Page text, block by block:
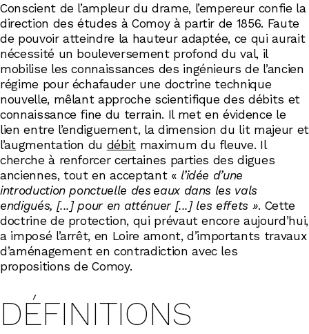
Conscient de l’ampleur du drame, l’empereur confie la
direction des études à Comoy à partir de 1856. Faute
de pouvoir atteindre la hauteur adaptée, ce qui aurait
nécessité un bouleversement profond du val, il
mobilise les connaissances des ingénieurs de l’ancien
régime pour échafauder une doctrine technique
nouvelle, mêlant approche scientifique des débits et
connaissance fine du terrain. Il met en évidence le
lien entre l’endiguement, la dimension du lit majeur et
l’augmentation du débit maximum du fleuve. Il
cherche à renforcer certaines parties des digues
anciennes, tout en acceptant « l’idée d’une
introduction ponctuelle des eaux dans les vals
endigués, [...] pour en atténuer [...] les effets ». Cette
doctrine de protection, qui prévaut encore aujourd’hui,
a imposé l’arrêt, en Loire amont, d’importants travaux
d’aménagement en contradiction avec les
propositions de Comoy.
DÉFINITIONS